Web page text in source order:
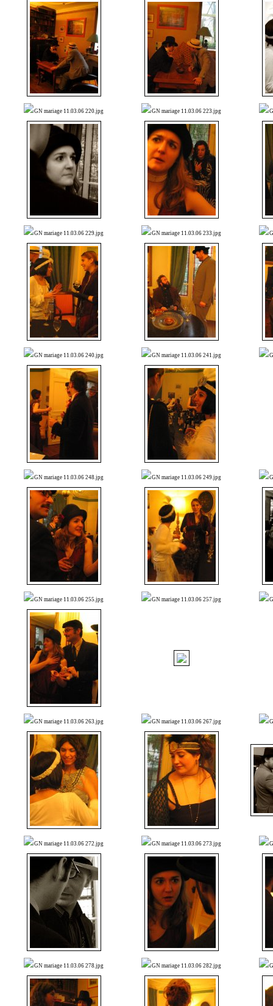
GN mariage 11.03.06 220.jpg GN mariage 11.03.06 223.jpg
GN mariage 11.03.06 229.jpg GN mariage 11.03.06 233.jpg
GN mariage 11.03.06 240.jpg GN mariage 11.03.06 241.jpg
GN mariage 11.03.06 248.jpg GN mariage 11.03.06 249.jpg
GN mariage 11.03.06 255.jpg GN mariage 11.03.06 257.jpg
GN mariage 11.03.06 263.jpg GN mariage 11.03.06 267.jpg
GN mariage 11.03.06 272.jpg GN mariage 11.03.06 273.jpg
GN mariage 11.03.06 278.jpg GN mariage 11.03.06 282.jpg